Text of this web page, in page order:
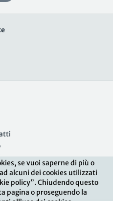
se vuoi saperne di più o
alcuni dei cookies utilizzati
policy”. Chiudendo questo
pagina o proseguendo la